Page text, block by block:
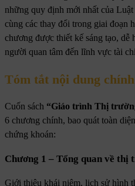
những quy định mới nhất của
cùng các thay đổi trong giai đoạn
chương được thiết kế sáng tạo, dễ
người quan tâm đến lĩnh vực tài
Tóm tắt nội dung chính
Cuốn sách “Giáo trình Thị
6 chương chính, bao quát toàn
chứng khoán:
Chương 1 – Tổng quan về thị
Giới thiệu khái niệm, lịch sử hình